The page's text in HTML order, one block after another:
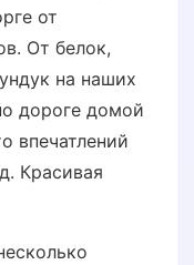
от
От белок,
на наших
дороге домой
впечатлений
Красивая